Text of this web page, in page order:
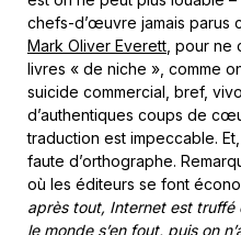
chefs-d’œuvre jamais parus
Mark Oliver Everett , pour
livres « de niche », comme
suicide commercial, bref,
d’authentiques coups de
traduction est impeccable.
faute d’orthographe.
où les éditeurs se font
après tout, Internet est
le monde s’en fout, puis on